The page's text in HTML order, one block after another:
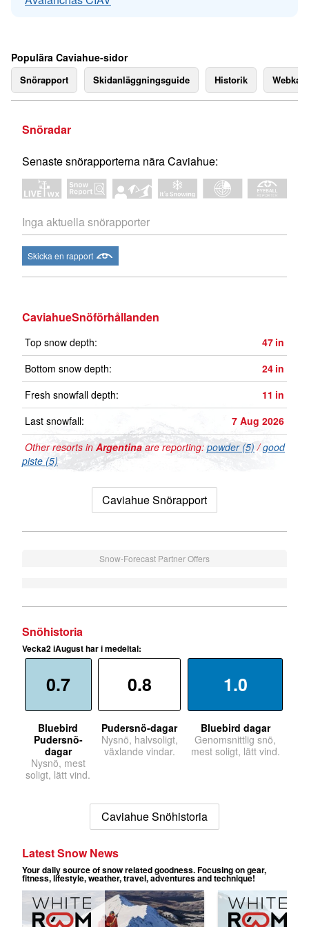
Populära Caviahue-sidor
Snörapport Skidanläggningsguide Historik
Snöradar
Senaste snörapporterna nära Caviahue:
Inga aktuella snörapporter
Skicka en rapport
CaviahueSnöförhållanden
Top snow depth: 47 in
Bottom snow depth:
24 in
Fresh snowfall depth:
11 in
Last snowfall:
7 Aug 2026
Other resorts inArgentinaare reporting: powder (5) /good
piste (5)
Caviahue Snörapport
Snow-Forecast Partner Offers
Snöhistoria
Vecka2 iAugust har i medeltal:
0.7
Bluebird
Pudersnö-
dagar
Nysnö, mest
soligt, lätt vind.
0.8
Pudersnö-dagar
Nysnö, halvsoligt,
växlande vindar.
1.0
Bluebird dagar
Genomsnittlig snö,
mest soligt, lätt vind.
Caviahue Snöhistoria